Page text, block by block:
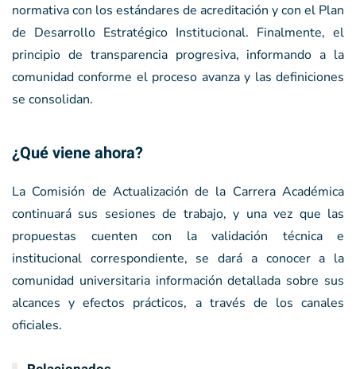
normativa con los estándares de acreditación y con el Plan
de Desarrollo Estratégico Institucional. Finalmente, el
principio de transparencia progresiva, informando a la
comunidad conforme el proceso avanza y las definiciones
se consolidan.
¿Qué viene ahora?
La Comisión de Actualización de la Carrera Académica
continuará sus sesiones de trabajo, y una vez que las
propuestas cuenten con la validación técnica e
institucional correspondiente, se dará a conocer a la
comunidad universitaria información detallada sobre sus
alcances y efectos prácticos, a través de los canales
oficiales.